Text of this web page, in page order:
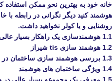
خانه خود به بهترین نحو ممکن استفاده
هوشمند کنید دیگر نگرانی در رابطه
روشنایی و یا کولر نخواهید داشت.
1.1 هوشمندسازی یک راهکار بسیار
1.2 هوشمند سازی tis شیراز
1.3 بررسی هوشمند سازی ساختمان در
1.4 ویژگی ساختمان‌ های هوشمند